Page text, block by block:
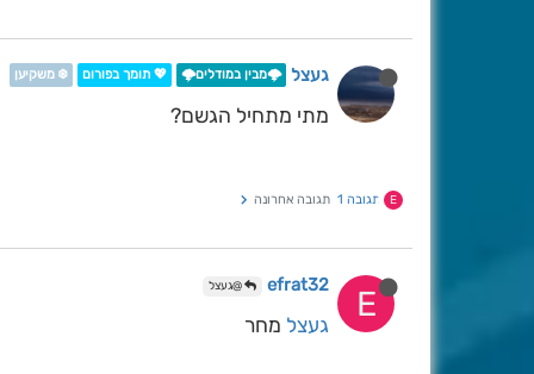
געצל 🌩️מבין במודלים🌩️ 💖 תומך בפורום ❄️ משקיען
מתי מתחיל הגשם?
E תגובה 1 תגובה אחרונה
E
efrat32 @געצל
געצל מחר